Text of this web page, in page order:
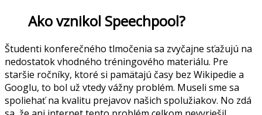
Ako vznikol Speechpool?
Študenti konferečného tlmočenia sa zvyčajne sťažujú na
nedostatok vhodného tréningového materiálu. Pre
staršie ročníky, ktoré si pamätajú časy bez Wikipedie a
Googlu, to bol už vtedy vážny problém. Museli sme sa
spoliehať na kvalitu prejavov našich spolužiakov. No zdá